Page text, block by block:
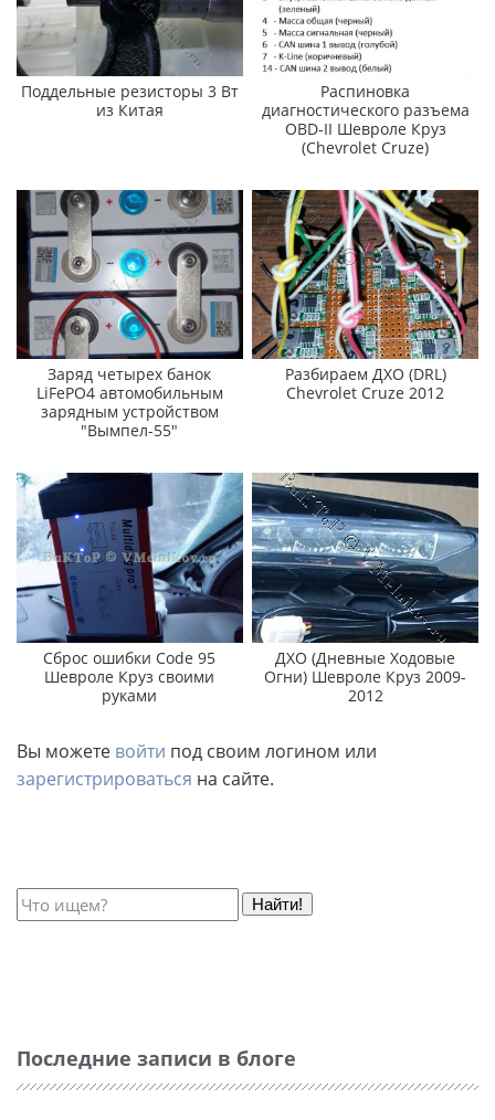
Поддельные резисторы 3 Вт
из Китая
Распиновка
диагностического разъема
OBD-II Шевроле Круз
(Chevrolet Cruze)
Заряд четырех банок
LiFePO4 автомобильным
зарядным устройством
"Вымпел-55"
Разбираем ДХО (DRL)
Chevrolet Cruze 2012
Сброс ошибки Code 95
Шевроле Круз своими
руками
ДХО (Дневные Ходовые
Огни) Шевроле Круз 2009-
2012
Вы можете войти под своим логином или
зарегистрироваться на сайте.
Найти!
Последние записи в блоге